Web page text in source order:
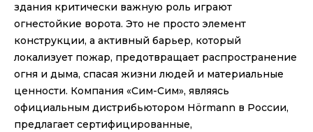
здания критически важную роль играют
огнестойкие ворота. Это не просто элемент
конструкции, а активный барьер, который
локализует пожар, предотвращает распространение
огня и дыма, спасая жизни людей и материальные
ценности. Компания «Сим-Сим», являясь
официальным дистрибьютором Hörmann в России,
предлагает сертифицированные,